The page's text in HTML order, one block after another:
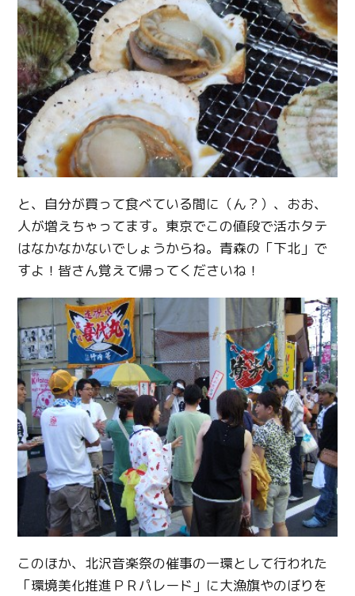
と、自分が買って食べている間に（ん？）、おお、
人が増えちゃってます。東京でこの値段で活ホタテ
はなかなかないでしょうからね。青森の「下北」で
すよ！皆さん覚えて帰ってくださいね！
このほか、北沢音楽祭の催事の一環として行われた
「環境美化推進ＰＲパレード」に大漁旗やのぼりを